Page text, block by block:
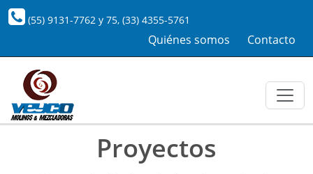
(55) 9131-7762 y 75, (33) 4355-5761
Quiénes somos Contacto
Proyectos